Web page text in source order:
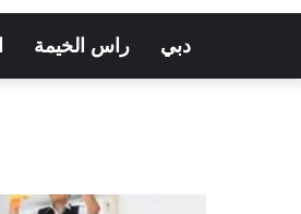
دبي راس الخيمة